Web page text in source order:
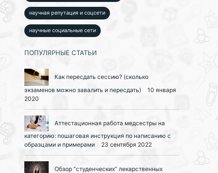
научная репутация и соцсети
научные социальные сети
ПОПУЛЯРНЫЕ СТАТЬИ
Как пересдать сессию? (сколько
экзаменов можно завалить и пересдать)
10 января
2020
Аттестационная работа медсестры на
категорию: пошаговая инструкция по написанию с
образцами и примерами
23 сентября 2022
Обзор “студенческих” лекарственных